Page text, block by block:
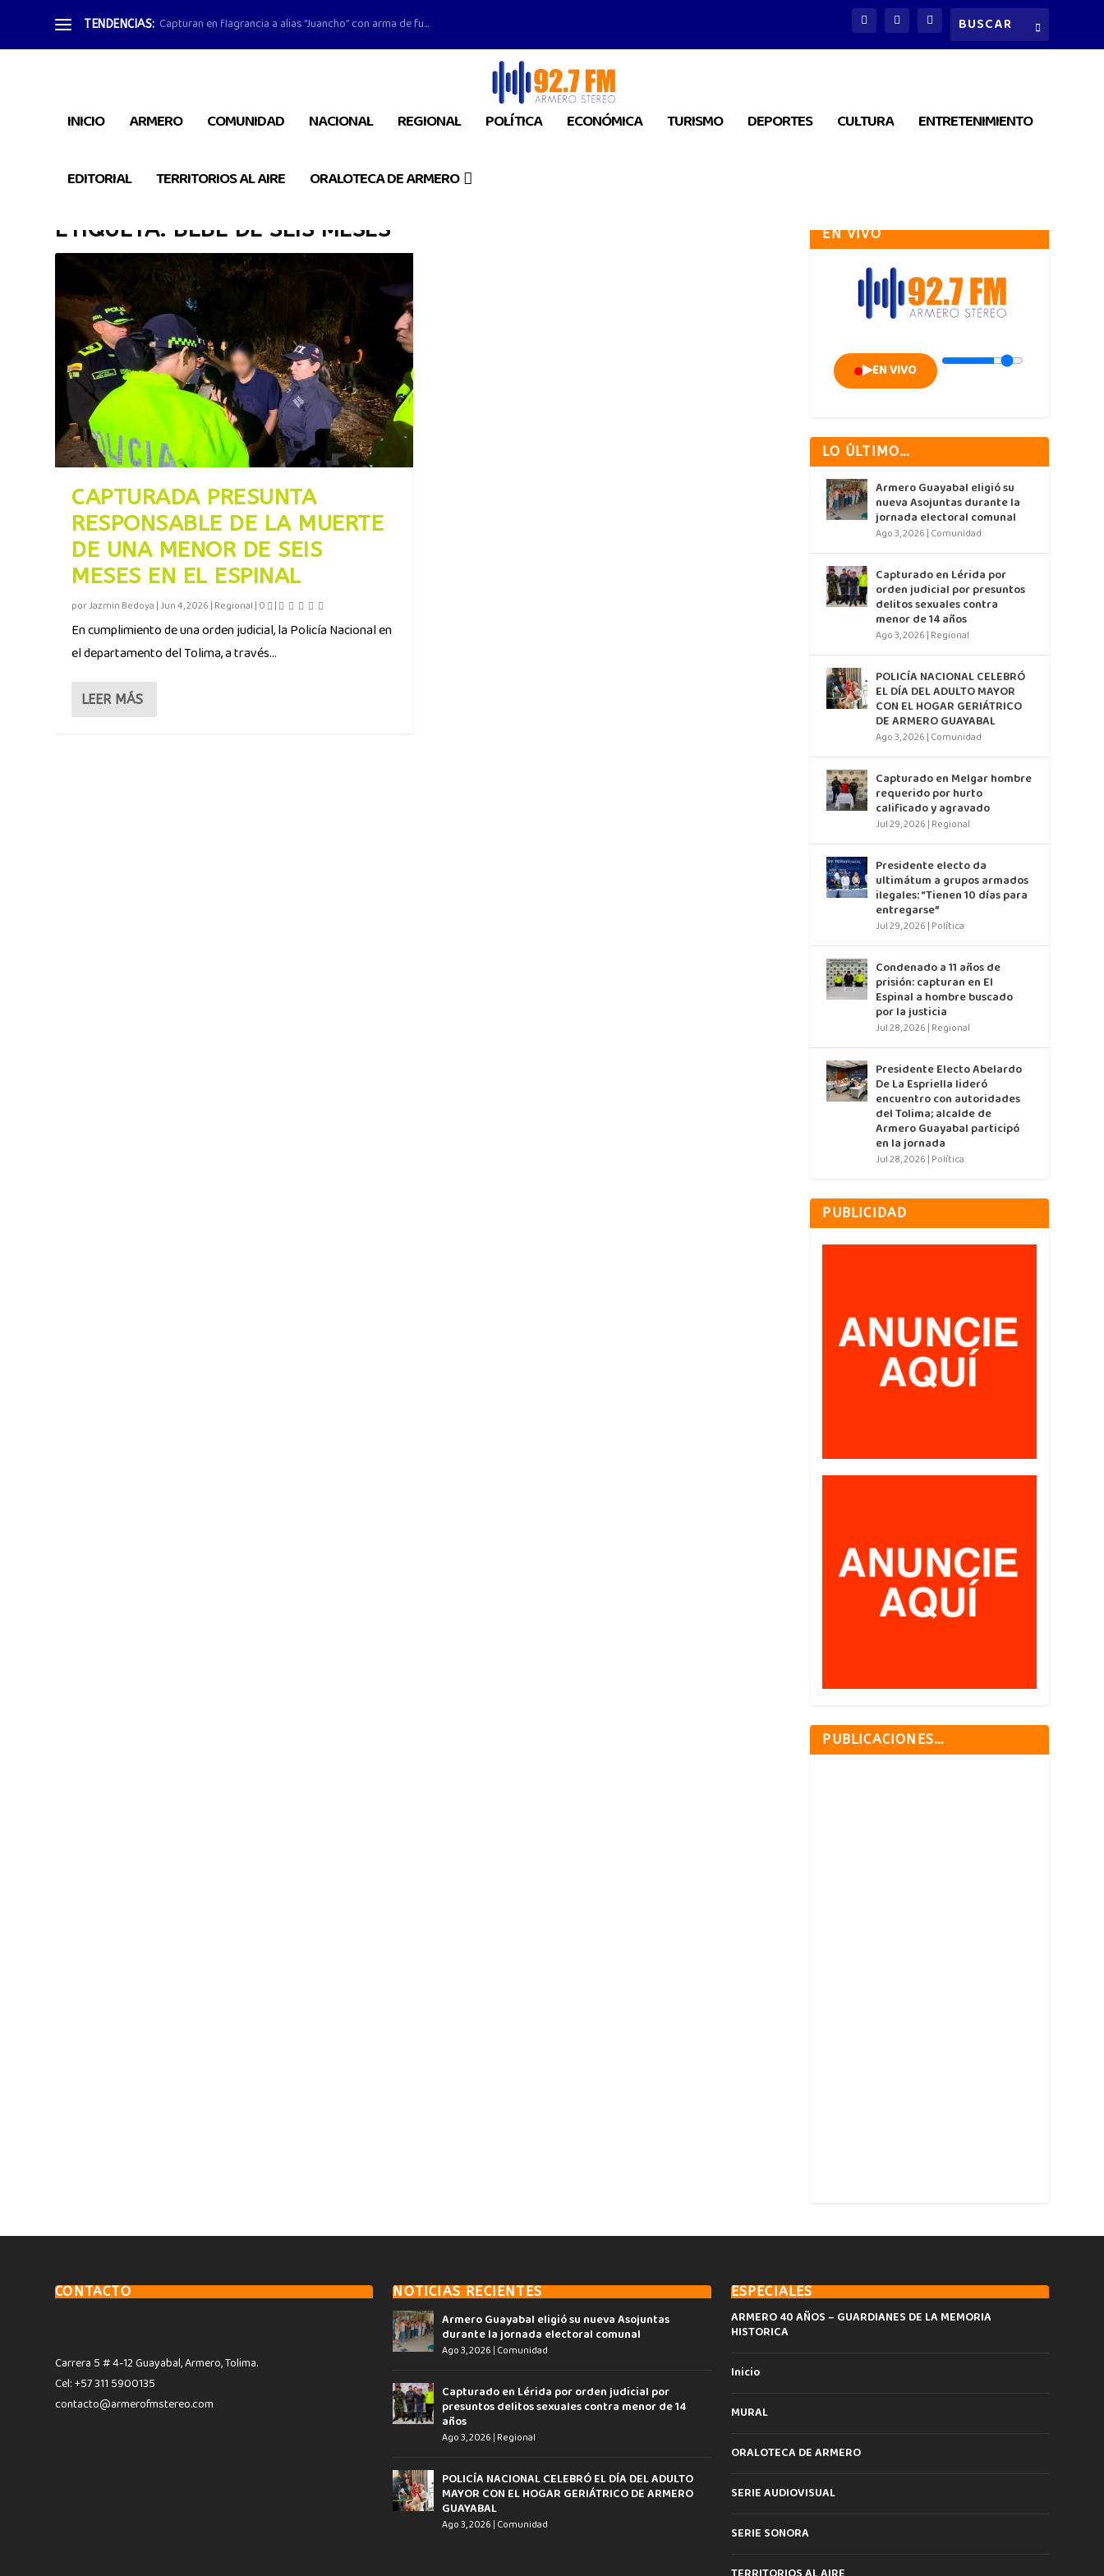
TENDENCIAS: Capturan en flagrancia a alias “Juancho” con arma de fu...
INICIO ARMERO COMUNIDAD NACIONAL REGIONAL POLÍTICA ECONÓMICA TURISMO DEPORTES CULTURA ENTRETENIMIENTO
EDITORIAL TERRITORIOS AL AIRE ORALOTECA DE ARMERO
ETIQUETA: BEBÉ DE SEIS MESES
CAPTURADA PRESUNTA
RESPONSABLE DE LA MUERTE
DE UNA MENOR DE SEIS
MESES EN EL ESPINAL
porJazmin Bedoya | Jun 4, 2026 | Regional | 0 |
En cumplimiento de una orden judicial, la Policía Nacional en
el departamento del Tolima, a través...
LEER MÁS
EN VIVO
▶EN VIVO
LO ÚLTIMO…
Armero Guayabal eligió su
nueva Asojuntas durante la
jornada electoral comunal
Ago 3, 2026 | Comunidad
Capturado en Lérida por
orden judicial por presuntos
delitos sexuales contra
menor de 14 años
Ago 3, 2026 | Regional
POLICÍA NACIONAL CELEBRÓ
EL DÍA DEL ADULTO MAYOR
CON EL HOGAR GERIÁTRICO
DE ARMERO GUAYABAL
Ago 3, 2026 | Comunidad
Capturado en Melgar hombre
requerido por hurto
calificado y agravado
Jul 29, 2026 | Regional
Presidente electo da
ultimátum a grupos armados
ilegales: “Tienen 10 días para
entregarse”
Jul 29, 2026 | Política
Condenado a 11 años de
prisión: capturan en El
Espinal a hombre buscado
por la justicia
Jul 28, 2026 | Regional
Presidente Electo Abelardo
De La Espriella lideró
encuentro con autoridades
del Tolima; alcalde de
Armero Guayabal participó
en la jornada
Jul 28, 2026 | Política
PUBLICIDAD
PUBLICACIONES…
CONTACTO
Carrera 5 # 4-12 Guayabal, Armero, Tolima.
Cel: +57 311 5900135
contacto@armerofmstereo.com
NOTICIAS RECIENTES
Armero Guayabal eligió su nueva Asojuntas
durante la jornada electoral comunal
Ago 3, 2026 | Comunidad
Capturado en Lérida por orden judicial por
presuntos delitos sexuales contra menor de 14
años
Ago 3, 2026 | Regional
POLICÍA NACIONAL CELEBRÓ EL DÍA DEL ADULTO
MAYOR CON EL HOGAR GERIÁTRICO DE ARMERO
GUAYABAL
Ago 3, 2026 | Comunidad
ESPECIALES
ARMERO 40 AÑOS – GUARDIANES DE LA MEMORIA
HISTORICA
Inicio
MURAL
ORALOTECA DE ARMERO
SERIE AUDIOVISUAL
SERIE SONORA